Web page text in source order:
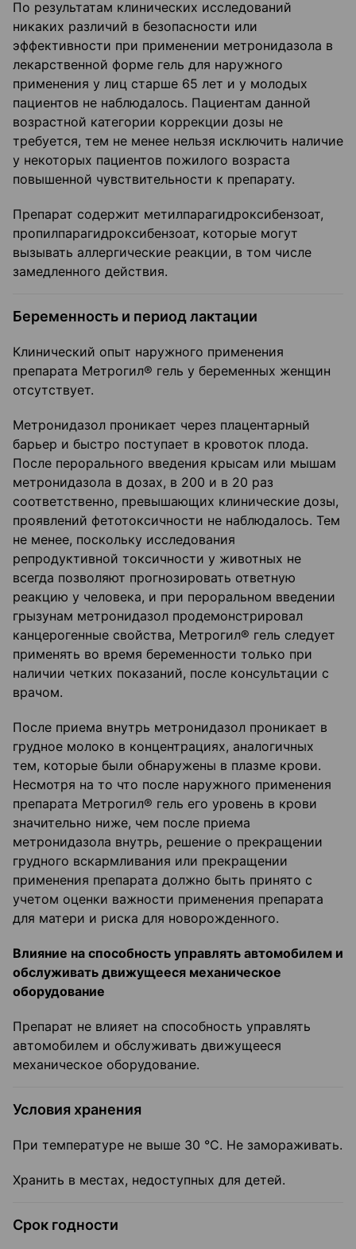
По результатам клинических исследований
никаких различий в безопасности или
эффективности при применении метронидазола в
лекарственной форме гель для наружного
применения у лиц старше 65 лет и у молодых
пациентов не наблюдалось. Пациентам данной
возрастной категории коррекции дозы не
требуется, тем не менее нельзя исключить наличие
у некоторых пациентов пожилого возраста
повышенной чувствительности к препарату.
Препарат содержит метилпарагидроксибензоат,
пропилпарагидроксибензоат, которые могут
вызывать аллергические реакции, в том числе
замедленного действия.
Беременность и период лактации
Клинический опыт наружного применения
препарата Метрогил® гель у беременных женщин
отсутствует.
Метронидазол проникает через плацентарный
барьер и быстро поступает в кровоток плода.
После перорального введения крысам или мышам
метронидазола в дозах, в 200 и в 20 раз
соответственно, превышающих клинические дозы,
проявлений фетотоксичности не наблюдалось. Тем
не менее, поскольку исследования
репродуктивной токсичности у животных не
всегда позволяют прогнозировать ответную
реакцию у человека, и при пероральном введении
грызунам метронидазол продемонстрировал
канцерогенные свойства, Метрогил® гель следует
применять во время беременности только при
наличии четких показаний, после консультации с
врачом.
После приема внутрь метронидазол проникает в
грудное молоко в концентрациях, аналогичных
тем, которые были обнаружены в плазме крови.
Несмотря на то что после наружного применения
препарата Метрогил® гель его уровень в крови
значительно ниже, чем после приема
метронидазола внутрь, решение о прекращении
грудного вскармливания или прекращении
применения препарата должно быть принято с
учетом оценки важности применения препарата
для матери и риска для новорожденного.
Влияние на способность управлять автомобилем и
обслуживать движущееся механическое
оборудование
Препарат не влияет на способность управлять
автомобилем и обслуживать движущееся
механическое оборудование.
Условия хранения
При температуре не выше 30 °C. Не замораживать.
Хранить в местах, недоступных для детей.
Срок годности